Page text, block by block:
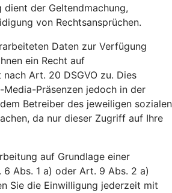
der Geltendmachung,
von Rechtsansprüchen.
Daten zur Verfügung
ein Recht auf
Art. 20 DSGVO zu. Dies
Media-Präsenzen jedoch in der
Betreiber des jeweiligen sozialen
da nur dieser Zugriff auf Ihre
auf Grundlage einer
Abs. 1 a) oder Art. 9 Abs. 2 a)
Sie die Einwilligung jederzeit mit